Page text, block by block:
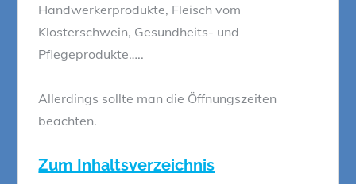
Handwerkerprodukte, Fleisch vom
Klosterschwein, Gesundheits- und
Pflegeprodukte…..
Allerdings sollte man die Öffnungszeiten
beachten.
Zum Inhaltsverzeichnis